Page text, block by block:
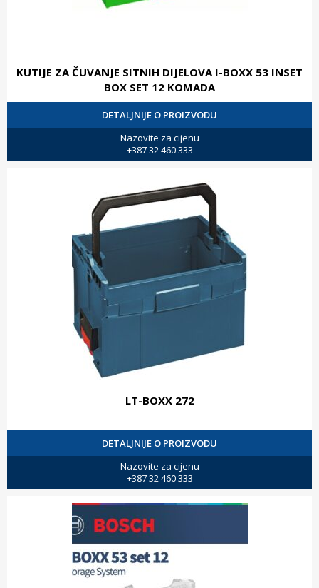
KUTIJE ZA ČUVANJE SITNIH DIJELOVA I-BOXX 53 INSET
BOX SET 12 KOMADA
DETALJNIJE O PROIZVODU
Nazovite za cijenu
+387 32 460 333
LT-BOXX 272
DETALJNIJE O PROIZVODU
Nazovite za cijenu
+387 32 460 333